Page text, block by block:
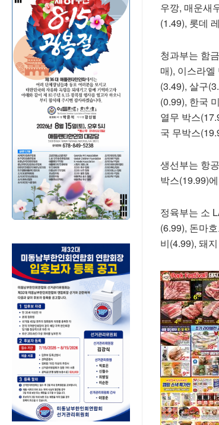
우깡, 매운새
(1.49), 롯데
청과부는 함
매), 이스라
(3.49), 살구
(0.99), 한국
열무 박스
국 무박스
생선부는 항
박스(19.99)
정육부는 소
(6.99), 돈마
비(4.99), 돼